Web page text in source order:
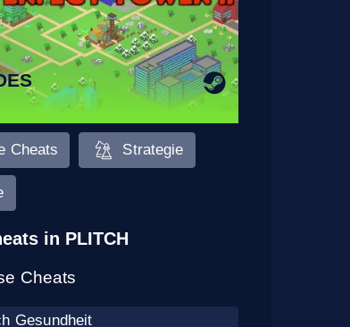
Cheats Strategie
in PLITCH
Cheats
Gesundheit